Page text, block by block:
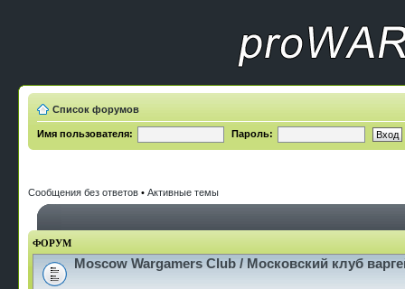
Список форумов
Имя пользователя: Пароль:
Сообщения без ответов • Активные темы
ФОРУМ
Moscow Wargamers Club / Московский клуб